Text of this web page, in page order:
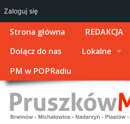
Strona główna REDAKCJA
Dołącz do nas
Lokalne
PM w POPRadiu
Zaloguj się